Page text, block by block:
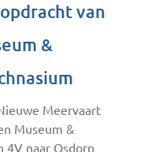
van
&
Meervaart
Museum &
4V naar Osdorp